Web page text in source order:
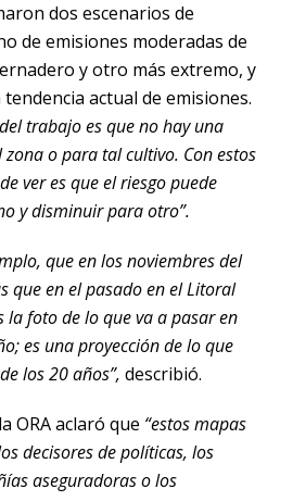
dos escenarios de
de emisiones moderadas de
y otro más extremo, y
actual de emisiones.
trabajo es que no hay una
o para tal cultivo. Con estos
ver es que el riesgo puede
y disminuir para otro”.
que en los noviembres del
que en el pasado en el Litoral
la foto de lo que va a pasar en
es una proyección de lo que
los 20 años”, describió.
ORA aclaró que “estos mapas
decisores de políticas, los
aseguradoras o los